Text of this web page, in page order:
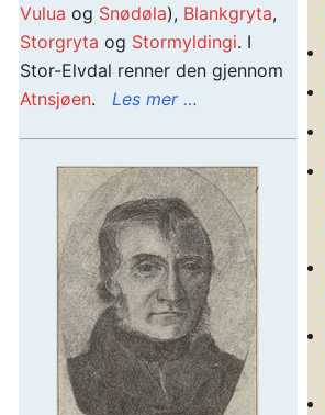
Vulua og Snødøla), Blankgryta,
Storgryta og Stormyldingi. I
Stor-Elvdal renner den gjennom
Atnsjøen. Les mer …